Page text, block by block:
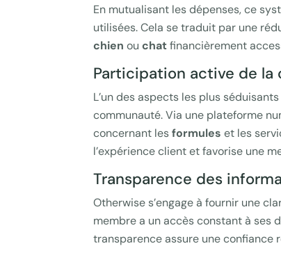
En mutualisant les dépenses, ce
utilisées. Cela se traduit par une
chien ouchatfinancièrement
Participation active de la
L’un des aspects les plus
communauté. Via une plateforme
concernant lesformules et les
l’expérience client et favorise une
Transparence des
Otherwise s’engage à fournir une
membre a un accès constant à ses
transparence assure une confiance